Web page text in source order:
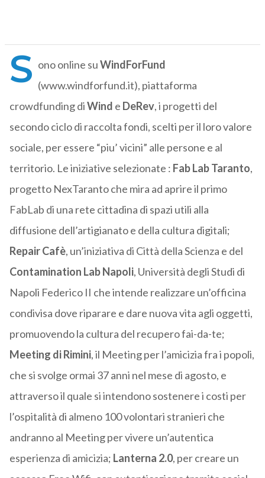
S ono online suWindForFund
(www.windforfund.it), piattaforma
crowdfunding diWind e DeRev, i progetti del
secondo ciclo di raccolta fondi, scelti per il loro valore
sociale, per essere “piu’ vicini” alle persone e al
territorio. Le iniziative selezionate : Fab Lab Taranto,
progetto NexTaranto che mira ad aprire il primo
FabLab di una rete cittadina di spazi utili alla
diffusione dell’artigianato e della cultura digitali;
Repair Cafè, un’iniziativa di Città della Scienza e del
Contamination Lab Napoli, Università degli Studi di
Napoli Federico II che intende realizzare un’officina
condivisa dove riparare e dare nuova vita agli oggetti,
promuovendo la cultura del recupero fai-da-te;
Meeting di Rimini, il Meeting per l’amicizia fra i popoli,
che si svolge ormai 37 anni nel mese di agosto, e
attraverso il quale si intendono sostenere i costi per
l’ospitalità di almeno 100 volontari stranieri che
andranno al Meeting per vivere un’autentica
esperienza di amicizia; Lanterna 2.0, per creare un